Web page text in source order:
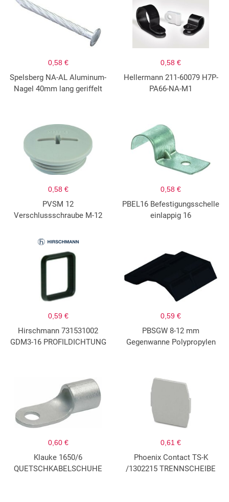
0,58 €
Spelsberg NA-AL Aluminum-
Nagel 40mm lang geriffelt
0,58 €
Hellermann 211-60079 H7P-
PA66-NA-M1
0,58 €
PVSM 12
Verschlussschraube M-12
0,58 €
PBEL16 Befestigungsschelle
einlappig 16
0,59 €
Hirschmann 731531002
GDM3-16 PROFILDICHTUNG
0,59 €
PBSGW 8-12 mm
Gegenwanne Polypropylen
0,60 €
Klauke 1650/6
QUETSCHKABELSCHUHE
0,61 €
Phoenix Contact TS-K
/1302215 TRENNSCHEIBE